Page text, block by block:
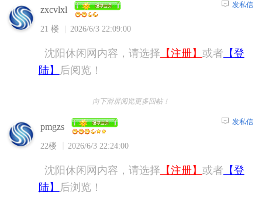
zxcvlxl
21 楼 2026/6/3 22:09:00
发私信
沈阳休闲网内容，请选择 【注册】 或者 【登
陆】
后阅览！
向下滑屏阅览更多回帖！
pmgzs
22楼 2026/6/3 22:24:00
发私信
沈阳休闲网内容，请选择 【注册】 或者 【登
陆】
后浏览！